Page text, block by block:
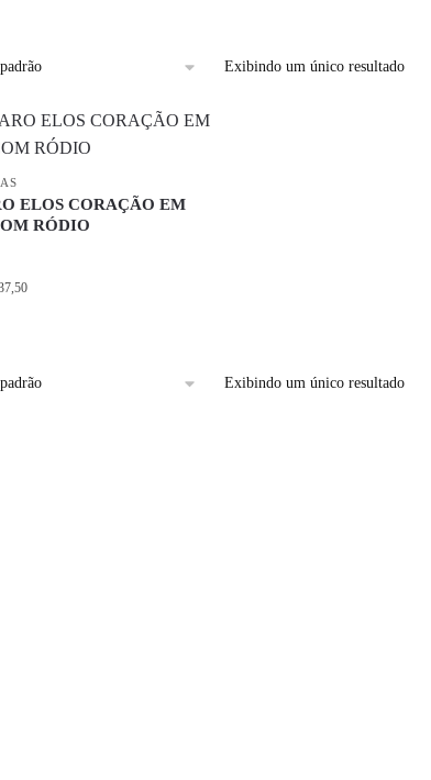
Exibindo um único resultado
ELOS CORAÇÃO EM
RÓDIO
Exibindo um único resultado